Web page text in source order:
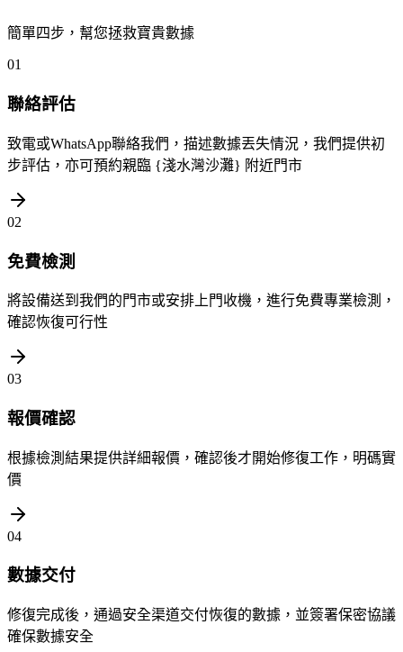
簡單四步，幫您拯救寶貴數據
01
聯絡評估
致電或WhatsApp聯絡我們，描述數據丟失情況，我們提供初
步評估，亦可預約親臨 {淺水灣沙灘} 附近門市
02
免費檢測
將設備送到我們的門市或安排上門收機，進行免費專業檢測，
確認恢復可行性
03
報價確認
根據檢測結果提供詳細報價，確認後才開始修復工作，明碼實
價
04
數據交付
修復完成後，通過安全渠道交付恢復的數據，並簽署保密協議
確保數據安全